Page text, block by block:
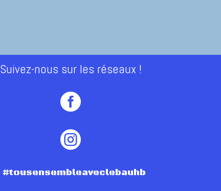
Suivez-nous sur les réseaux !


#tousensembleaveclebauhb